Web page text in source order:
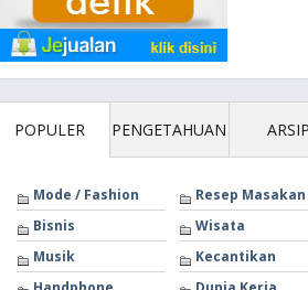
POPULER PENGETAHUAN ARSIP
Mode / Fashion
Resep Masakan
Bisnis
Wisata
Musik
Kecantikan